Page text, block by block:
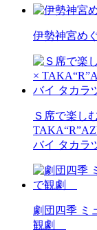
伊勢神宮め
Ｓ席で楽し
バイ タカラ
劇団四季 ミ
観劇